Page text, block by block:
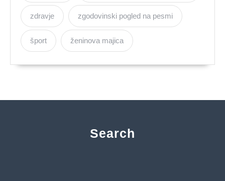
zdravje zgodovinski pogled na pesmi
šport ženinova majica
Search